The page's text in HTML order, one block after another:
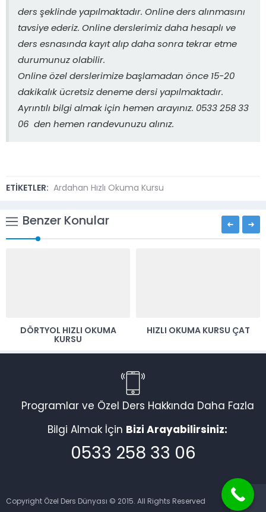
ders şeklinde yapılmaktadır. Online ders alınmasını
tavsiye ederiz. Online derslerimiz daha hesaplı ve
ders esnasında kayıt alıp daha sonra tekrar etme
durumunuz olabilir.
Online özel derslerimize başlamadan önce 15-20
dakikalık ücretsiz deneme dersi yapılmaktadır.
Ayrıntılı bilgi almak için hemen arayınız. 0533 258 33
06 den hemen randevunuzu alınız.
ETİKETLER: Ardahan Hızlı Okuma Kursu
Benzer Konular
DÖRTYOL HIZLI OKUMA
KURSU
HIZLI OKUMA KURSU ÇAT
Programlar ve Özel Ders Hakkında Daha Fazla
Bilgi Almak İçin Bizi Arayabilirsiniz:
0533 258 33 06
Copyright Özel Ders Dünyası © 2015. All Rights Reserved